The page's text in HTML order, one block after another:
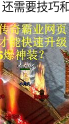
需要技巧